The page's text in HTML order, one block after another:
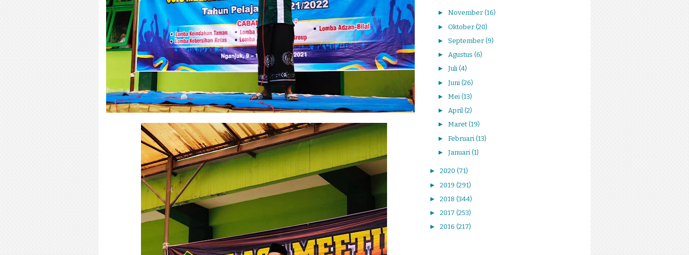
► November (16)
► Oktober (20)
► September (9)
► Agustus (6)
► Juli (4)
► Juni (26)
► Mei (13)
► April (2)
► Maret (19)
► Februari (13)
► Januari (1)
► 2020 (71)
► 2019 (291)
► 2018 (344)
► 2017 (253)
► 2016 (217)